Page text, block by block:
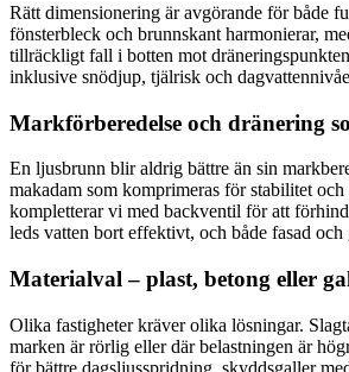
Rätt dimensionering är avgörande för både
fönsterbleck och brunnskant harmonierar,
tillräckligt fall i botten mot
inklusive snödjup, tjälrisk och
Markförberedelse och dränering
En ljusbrunn blir aldrig bättre än sin
makadam som komprimeras för stabilitet
kompletterar vi med backventil för att
leds vatten bort effektivt, och både fasad
Materialval – plast, betong eller
Olika fastigheter kräver olika lösningar.
marken är rörlig eller där belastningen är
för bättre dagsljusspridning, skyddsgaller